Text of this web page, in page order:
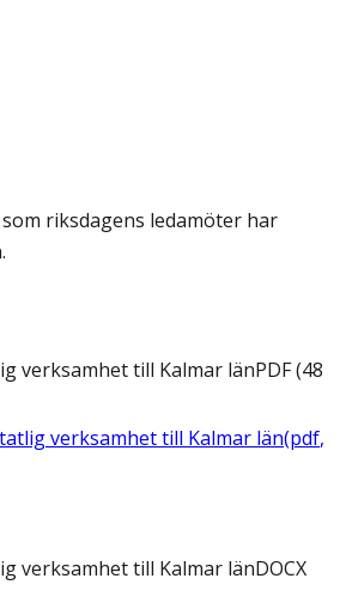
riksdagens ledamöter har
verksamhet till Kalmar länPDF(48
verksamhet till Kalmar län(pdf,
verksamhet till Kalmar länDOCX